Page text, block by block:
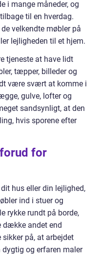
i mange måneder, og
til en hverdag.
velkendte møbler på
lejligheden til et hjem.
tjeneste at have lidt
tæpper, billeder og
være svært at komme i
gulve, lofter og
sandsynligt, at den
hvis sporene efter
for
hus eller din lejlighed,
ind i stuer og
rykke rundt på borde,
dække andet end
på, at arbejdet
og erfaren maler